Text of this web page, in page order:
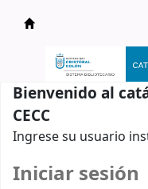
Catálogo en
Bienvenido al
CECC
Ingrese su usuario
Iniciar sesión